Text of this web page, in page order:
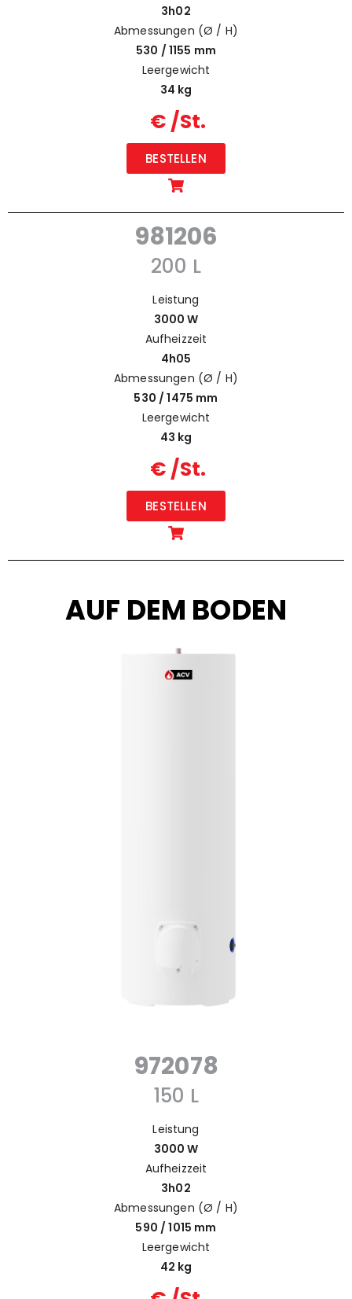
3h02
Abmessungen (Ø / H)
530 / 1155 mm
Leergewicht
34 kg
€ /St.
BESTELLEN
981206
200 L
Leistung
3000 W
Aufheizzeit
4h05
Abmessungen (Ø / H)
530 / 1475 mm
Leergewicht
43 kg
€ /St.
BESTELLEN
AUF DEM BODEN
972078
150 L
Leistung
3000 W
Aufheizzeit
3h02
Abmessungen (Ø / H)
590 / 1015 mm
Leergewicht
42 kg